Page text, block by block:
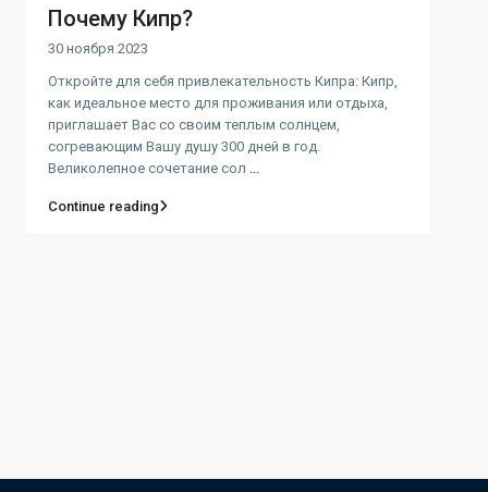
Почему Кипр?
30 ноября 2023
Откройте для себя привлекательность Кипра: Кипр,
как идеальное место для проживания или отдыха,
приглашает Вас со своим теплым солнцем,
согревающим Вашу душу 300 дней в год.
Великолепное сочетание сол
Continue reading